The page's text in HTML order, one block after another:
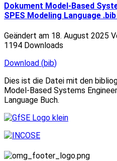
Dokument Model-Based
SPES Modeling Language
Geändert am 18. August 2025
1194 Downloads
Download (bib)
Dies ist die Datei mit den
Model-Based Systems
Language Buch.